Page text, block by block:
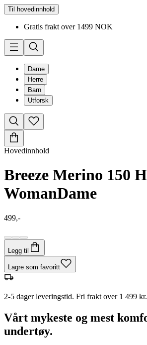
Til hovedinnhold
Gratis frakt over 1499 NOK
Dame
Herre
Barn
Utforsk
Hovedinnhold
Breeze Merino 150
WomanDame
499,-
Legg til
Lagre som favoritt
2-5 dager leveringstid. Fri frakt over 1 499 kr.
Vårt mykeste og mest
undertøy.